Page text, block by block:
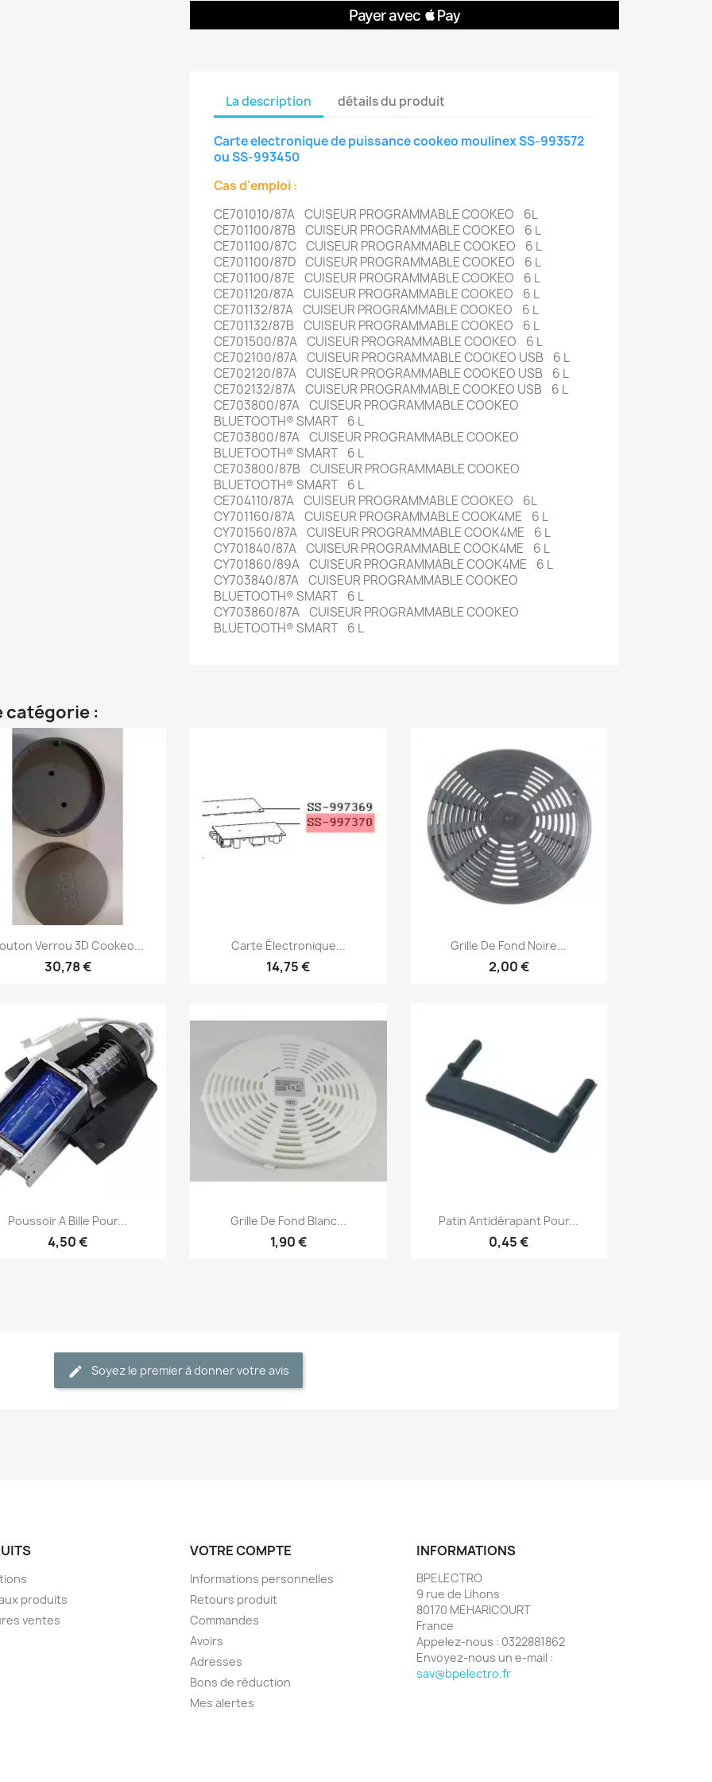
La description détails du produit
Carte electronique de puissance cookeo moulinex SS-993572
ou SS-993450
Cas d'emploi :
CE701010/87A CUISEUR PROGRAMMABLE COOKEO 6L
CE701100/87B CUISEUR PROGRAMMABLE COOKEO 6 L
CE701100/87C CUISEUR PROGRAMMABLE COOKEO 6 L
CE701100/87D CUISEUR PROGRAMMABLE COOKEO 6 L
CE701100/87E CUISEUR PROGRAMMABLE COOKEO 6 L
CE701120/87A CUISEUR PROGRAMMABLE COOKEO 6 L
CE701132/87A CUISEUR PROGRAMMABLE COOKEO 6 L
CE701132/87B CUISEUR PROGRAMMABLE COOKEO 6 L
CE701500/87A CUISEUR PROGRAMMABLE COOKEO 6 L
CE702100/87A CUISEUR PROGRAMMABLE COOKEO USB 6 L
CE702120/87A CUISEUR PROGRAMMABLE COOKEO USB 6 L
CE702132/87A CUISEUR PROGRAMMABLE COOKEO USB 6 L
CE703800/87A CUISEUR PROGRAMMABLE COOKEO
BLUETOOTH® SMART 6 L
CE703800/87A CUISEUR PROGRAMMABLE COOKEO
BLUETOOTH® SMART 6 L
CE703800/87B CUISEUR PROGRAMMABLE COOKEO
BLUETOOTH® SMART 6 L
CE704110/87A CUISEUR PROGRAMMABLE COOKEO 6L
CY701160/87A CUISEUR PROGRAMMABLE COOK4ME 6 L
CY701560/87A CUISEUR PROGRAMMABLE COOK4ME 6 L
CY701840/87A CUISEUR PROGRAMMABLE COOK4ME 6 L
CY701860/89A CUISEUR PROGRAMMABLE COOK4ME 6 L
CY703840/87A CUISEUR PROGRAMMABLE COOKEO
BLUETOOTH® SMART 6 L
CY703860/87A CUISEUR PROGRAMMABLE COOKEO
BLUETOOTH® SMART 6 L
catégorie :
Aperçu rapide
Verrou 3D Cookeo...
30,78 €
Aperçu rapide
Carte Électronique...
14,75 €
Aperçu rapide
Grille De Fond Noire...
2,00 €
Aperçu rapide
Poussoir A Bille Pour...
4,50 €
Aperçu rapide
Grille De Fond Blanc...
1,90 €
Aperçu rapide
Patin Antidérapant Pour...
0,45 €
Soyez le premier à donner votre avis
produits
ventes
VOTRE COMPTE
Informations personnelles
Retours produit
Commandes
Avoirs
Adresses
Bons de réduction
Mes alertes
INFORMATIONS
BPELECTRO
9 rue de Lihons
80170 MEHARICOURT
France
Appelez-nous : 0322881862
Envoyez-nous un e-mail :
sav@bpelectro.fr